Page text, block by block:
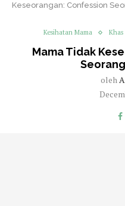
Keseorangan: Confession
Kesihatan Mama
Mama Tidak
oleh